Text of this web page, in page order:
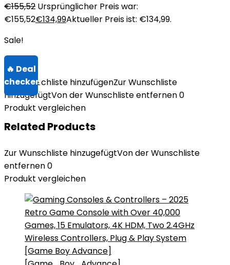
€155,52 Ursprünglicher Preis war:
€155,52€134,99Aktueller Preis ist: €134,99.
Sale!
Zur Wunschliste hinzufügenZur Wunschliste
hinzugefügtVon der Wunschliste entfernen0
Produkt vergleichen
Related Products
Zur Wunschliste hinzugefügtVon der Wunschliste
entfernen0
Produkt vergleichen